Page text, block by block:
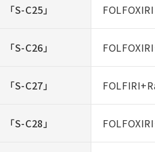
「S-C25」 FOLFOXIRI
「S-C26」
「S-C27」
「S-C28」